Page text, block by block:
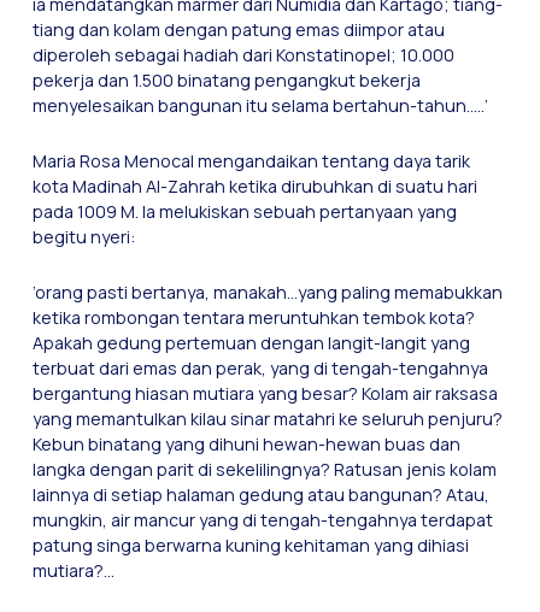
ia mendatangkan marmer dari Numidia dan Kartago; tiang-
tiang dan kolam dengan patung emas diimpor atau
diperoleh sebagai hadiah dari Konstatinopel; 10.000
pekerja dan 1.500 binatang pengangkut bekerja
menyelesaikan bangunan itu selama bertahun-tahun…..’
Maria Rosa Menocal mengandaikan tentang daya tarik
kota Madinah Al-Zahrah ketika dirubuhkan di suatu hari
pada 1009 M. Ia melukiskan sebuah pertanyaan yang
begitu nyeri:
’orang pasti bertanya, manakah…yang paling memabukkan
ketika rombongan tentara meruntuhkan tembok kota?
Apakah gedung pertemuan dengan langit-langit yang
terbuat dari emas dan perak, yang di tengah-tengahnya
bergantung hiasan mutiara yang besar? Kolam air raksasa
yang memantulkan kilau sinar matahri ke seluruh penjuru?
Kebun binatang yang dihuni hewan-hewan buas dan
langka dengan parit di sekelilingnya? Ratusan jenis kolam
lainnya di setiap halaman gedung atau bangunan? Atau,
mungkin, air mancur yang di tengah-tengahnya terdapat
patung singa berwarna kuning kehitaman yang dihiasi
mutiara?…